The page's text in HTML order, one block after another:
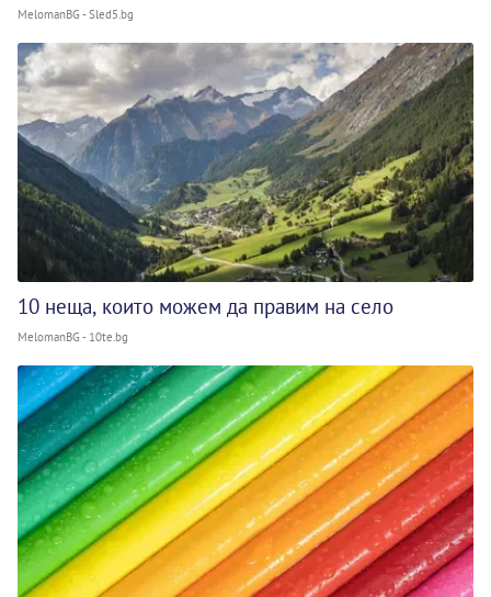
MelomanBG - Sled5.bg
10 неща, които можем да правим на село
MelomanBG - 10te.bg